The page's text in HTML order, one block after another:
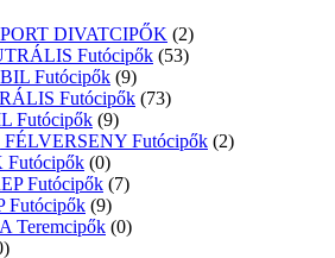
DIVATCIPŐK (2)
Futócipők (53)
Futócipők (9)
Futócipők (73)
Futócipők (9)
Futócipők (2)
(0)
Futócipők (7)
Futócipők (9)
Teremcipők (0)